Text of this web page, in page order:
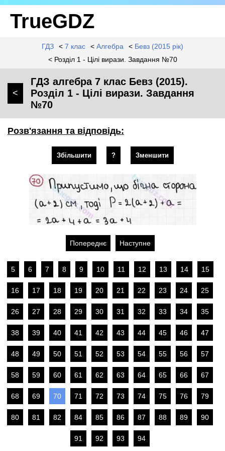
TrueGDZ
ГДЗ < 7 клас < Алгебра < Бевз (2015 рік)
< Розділ 1 - Цілі вирази. Завдання №70
<
ГДЗ алгебра 7 клас Бевз (2015).
Розділ 1 - Цілі вирази. Завдання
№70
Розв'язання та відповідь:
Збільшити ? Зменшити
Попереднє Наступне
5 6 7 8 9 10 11 12 13 14 15
16 17 18 19 20 21 22 23 24 25
26 27 28 29 30 31 32 33 34 35
38 39 40 41 42 43 44 45 46 47
48 49 50 51 52 53 54 55 56 57
58 59 60 61 62 63 64 65 66 67
68 69 70 71 72 73 74 75 76 79
80 81 82 84 85 86 87 88 89 90
91 92 93 94